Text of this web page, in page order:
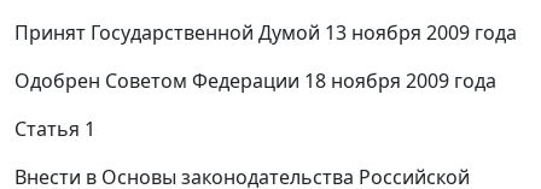
Принят Государственной Думой 13 ноября 2009 года
Одобрен Советом Федерации 18 ноября 2009 года
Статья 1
Внести в Основы законодательства Российской